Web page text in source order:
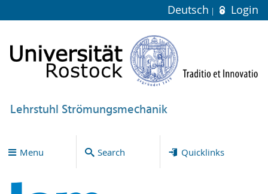
Deutsch Login
Lehrstuhl Strömungsmechanik
Menu Search Quicklinks